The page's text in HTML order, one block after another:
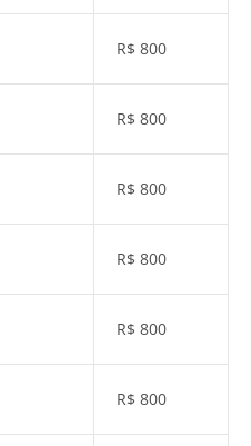
R$ 800
R$ 800
R$ 800
R$ 800
R$ 800
R$ 800